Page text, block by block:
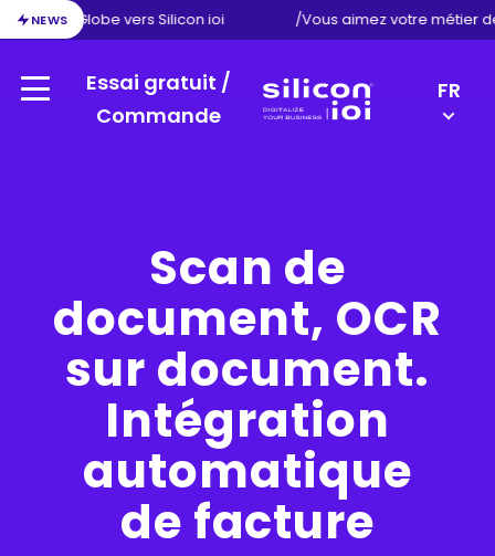
NEWS
d’Exact Globe vers Silicon ioi /Vous aimez votre métier
Menu
Essai gratuit /
Commande
FR
Scan de
document, OCR
sur document.
Intégration
automatique
de facture